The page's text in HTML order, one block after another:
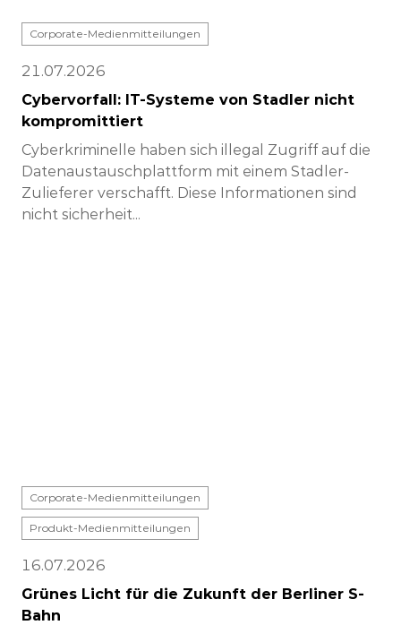
Corporate-Medienmitteilungen
21.07.2026
Cybervorfall: IT-Systeme von Stadler nicht
kompromittiert
Cyberkriminelle haben sich illegal Zugriff auf die
Datenaustauschplattform mit einem Stadler-
Zulieferer verschafft. Diese Informationen sind
nicht sicherheit...
Corporate-Medienmitteilungen
Produkt-Medienmitteilungen
16.07.2026
Grünes Licht für die Zukunft der Berliner S-
Bahn